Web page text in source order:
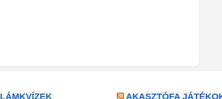
AKASZTÓFA